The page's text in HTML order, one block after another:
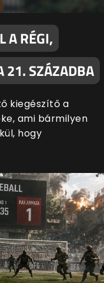
A RÉGI,
21. SZÁZADBA
kiegészítő a
ami bármilyen
hogy